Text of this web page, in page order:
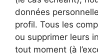
données
profil. Tous les
ou supprimer leurs
tout moment (à